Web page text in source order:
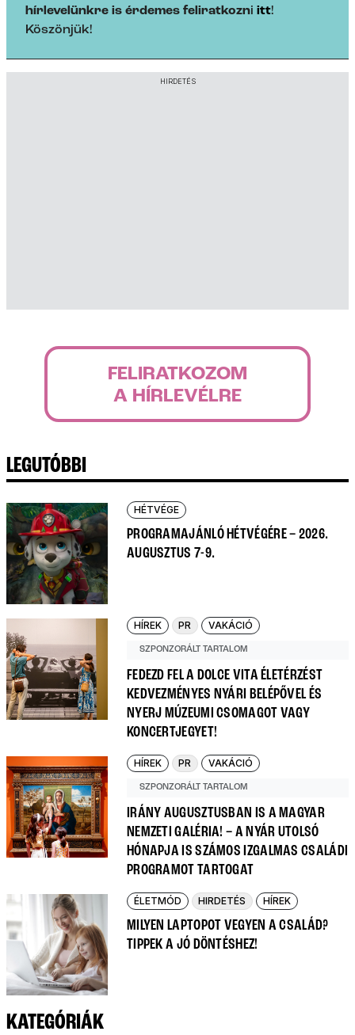
hírlevelünkre is érdemes feliratkozni itt!
Köszönjük!
HIRDETÉS
FELIRATKOZOM
A HÍRLEVÉLRE
LEGUTÓBBI
HÉTVÉGE
PROGRAMAJÁNLÓ HÉTVÉGÉRE – 2026.
AUGUSZTUS 7-9.
HÍREK PR VAKÁCIÓ
SZPONZORÁLT TARTALOM
FEDEZD FEL A DOLCE VITA ÉLETÉRZÉST
KEDVEZMÉNYES NYÁRI BELÉPŐVEL ÉS
NYERJ MÚZEUMI CSOMAGOT VAGY
KONCERTJEGYET!
HÍREK PR VAKÁCIÓ
SZPONZORÁLT TARTALOM
IRÁNY AUGUSZTUSBAN IS A MAGYAR
NEMZETI GALÉRIA! – A NYÁR UTOLSÓ
HÓNAPJA IS SZÁMOS IZGALMAS CSALÁDI
PROGRAMOT TARTOGAT
ÉLETMÓD HIRDETÉS HÍREK
MILYEN LAPTOPOT VEGYEN A CSALÁD?
TIPPEK A JÓ DÖNTÉSHEZ!
KATEGÓRIÁK